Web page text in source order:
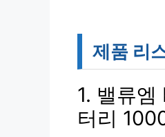
제품 리
1. 밸류
터리